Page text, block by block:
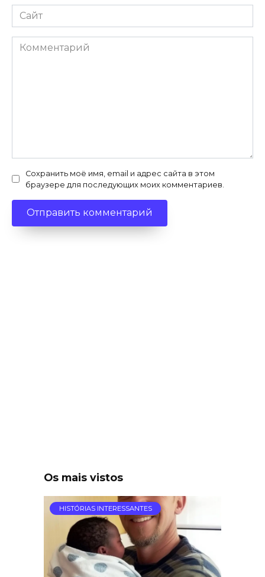
Сайт
Комментарий
Сохранить моё имя, email и адрес сайта в этом
браузере для последующих моих комментариев.
Os mais vistos
HISTÓRIAS INTERESSANTES